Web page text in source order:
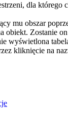
dla którego
mu obszar
obiekt. Zostanie
wyświetlona
kliknięcie na